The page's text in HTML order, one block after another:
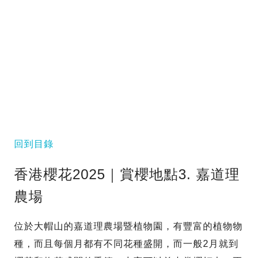
回到目錄
香港櫻花2025｜賞櫻地點3. 嘉道理
農場
位於大帽山的嘉道理農場暨植物園，有豐富的植物物
種，而且每個月都有不同花種盛開，而一般2月就到